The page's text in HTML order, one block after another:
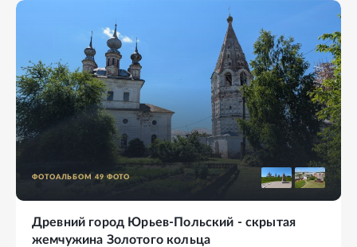
ФОТОАЛЬБОМ 49ФОТО
Древний город Юрьев-Польский - скрытая
жемчужина Золотого кольца